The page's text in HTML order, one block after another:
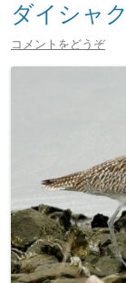
ダイシャ
コメントをどうぞ